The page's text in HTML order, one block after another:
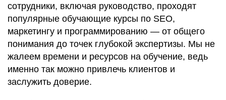
сотрудники, включая руководство, проходят
популярные обучающие курсы по SEO,
маркетингу и программированию — от общего
понимания до точек глубокой экспертизы. Мы не
жалеем времени и ресурсов на обучение, ведь
именно так можно привлечь клиентов и
заслужить доверие.